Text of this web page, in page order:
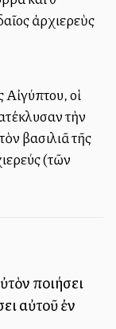
ἀρχιερεὺς
Αἰγύπτου, οἱ
τὴν
βασιλιᾶ τῆς
(τῶν
ποιήσει
αὐτοῦ ἐν